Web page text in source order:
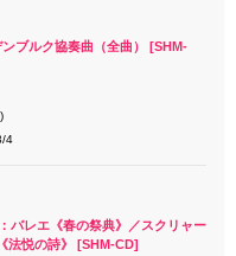
ブルク協奏曲（全曲） [SHM-
4
バレエ《春の祭典》／スクリャー
法悦の詩》 [SHM-CD]